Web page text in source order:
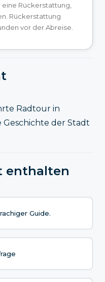
Rückerstattung,
Rückerstattung
vor der Abreise.
Radtour in
der Stadt
enthalten
Guide.